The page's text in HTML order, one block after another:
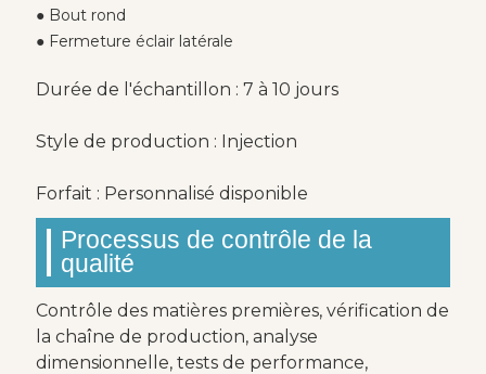
● Bout rond
● Fermeture éclair latérale
Durée de l'échantillon : 7 à 10 jours
Style de production : Injection
Forfait : Personnalisé disponible
Processus de contrôle de la
qualité
Contrôle des matières premières, vérification de
la chaîne de production, analyse
dimensionnelle, tests de performance,